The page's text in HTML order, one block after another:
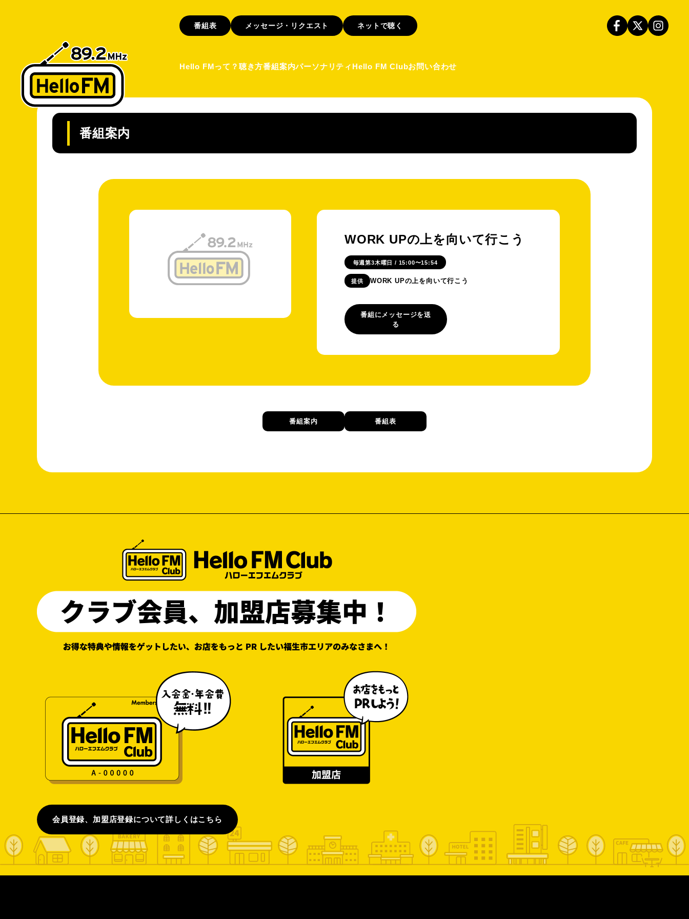
番組表 メッセージ・リクエスト ネットで聴く
Hello FMって？ 聴き方番組案内パーソナリティ Hello FM Clubお問い合わせ
番組案内
WORK UPの上を向いて行こう
毎週第3木曜日 / 15:00〜15:54
提供 WORK UPの上を向いて行こう
番組にメッセージを送
る
番組案内 番組表
会員登録、加盟店登録について詳しくはこちら